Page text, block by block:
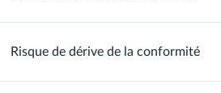
Risque de dérive de la conformité